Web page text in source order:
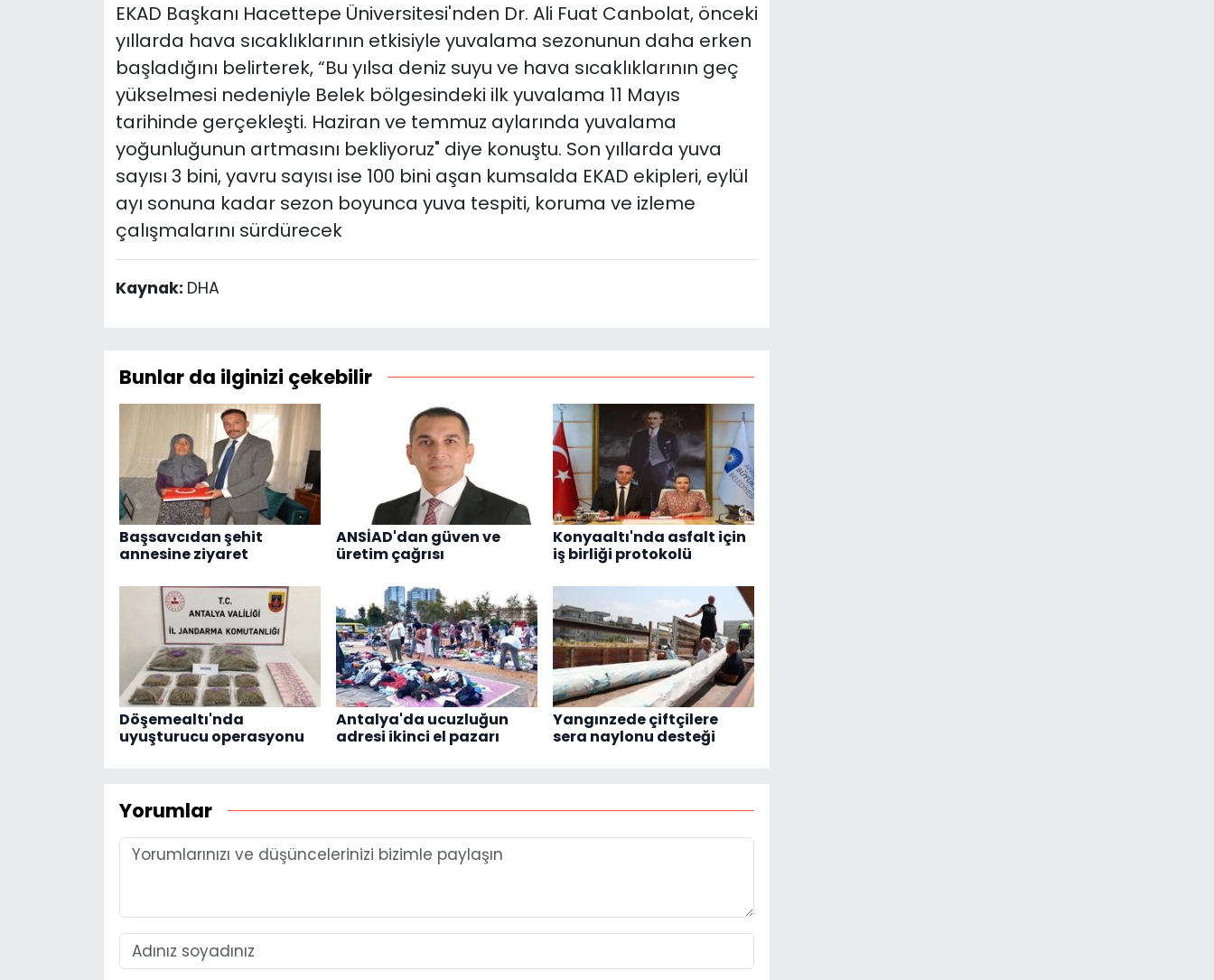
EKAD Başkanı Hacettepe Üniversitesi'nden Dr. Ali Fuat Canbolat, önceki
yıllarda hava sıcaklıklarının etkisiyle yuvalama sezonunun daha erken
başladığını belirterek, “Bu yılsa deniz suyu ve hava sıcaklıklarının geç
yükselmesi nedeniyle Belek bölgesindeki ilk yuvalama 11 Mayıs
tarihinde gerçekleşti. Haziran ve temmuz aylarında yuvalama
yoğunluğunun artmasını bekliyoruz" diye konuştu. Son yıllarda yuva
sayısı 3 bini, yavru sayısı ise 100 bini aşan kumsalda EKAD ekipleri, eylül
ayı sonuna kadar sezon boyunca yuva tespiti, koruma ve izleme
çalışmalarını sürdürecek
Kaynak: DHA
Bunlar da ilginizi çekebilir
Başsavcıdan şehit
annesine ziyaret
ANSİAD'dan güven ve
üretim çağrısı
Konyaaltı'nda asfalt için
iş birliği protokolü
Döşemealtı'nda
uyuşturucu operasyonu
Antalya'da ucuzluğun
adresi ikinci el pazarı
Yangınzede çiftçilere
sera naylonu desteği
Yorumlar